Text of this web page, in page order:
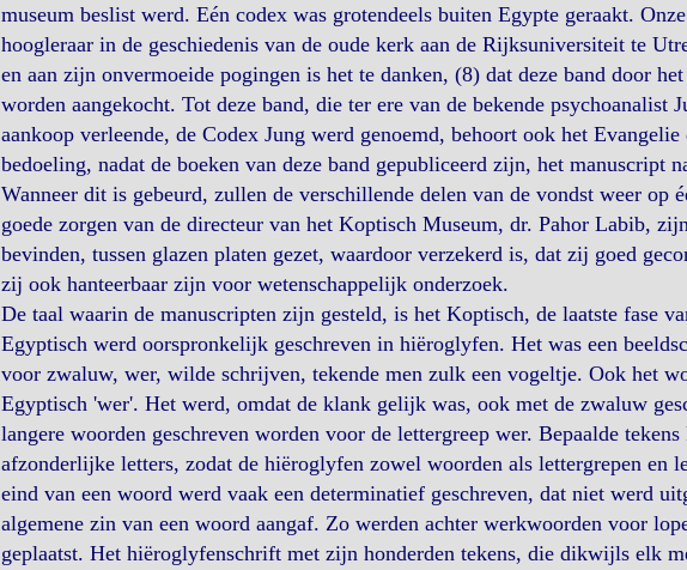
museum beslist werd. Eén codex was grotendeels buiten Egypte geraakt.
hoogleraar in de geschiedenis van de oude kerk aan de Rijksuniversiteit te
en aan zijn onvermoeide pogingen is het te danken, (8) dat deze band door
worden aangekocht. Tot deze band, die ter ere van de bekende psychoanalist
aankoop verleende, de Codex Jung werd genoemd, behoort ook het
bedoeling, nadat de boeken van deze band gepubliceerd zijn, het manuscript
Wanneer dit is gebeurd, zullen de verschillende delen van de vondst weer op
goede zorgen van de directeur van het Koptisch Museum, dr. Pahor Labib,
bevinden, tussen glazen platen gezet, waardoor verzekerd is, dat zij goed
zij ook hanteerbaar zijn voor wetenschappelijk onderzoek.
De taal waarin de manuscripten zijn gesteld, is het Koptisch, de laatste fase
Egyptisch werd oorspronkelijk geschreven in hiëroglyfen. Het was een
voor zwaluw, wer, wilde schrijven, tekende men zulk een vogeltje. Ook het
Egyptisch 'wer'. Het werd, omdat de klank gelijk was, ook met de zwaluw
langere woorden geschreven worden voor de lettergreep wer. Bepaalde
afzonderlijke letters, zodat de hiëroglyfen zowel woorden als lettergrepen en
eind van een woord werd vaak een determinatief geschreven, dat niet werd
algemene zin van een woord aangaf. Zo werden achter werkwoorden voor
geplaatst. Het hiëroglyfenschrift met zijn honderden tekens, die dikwijls elk